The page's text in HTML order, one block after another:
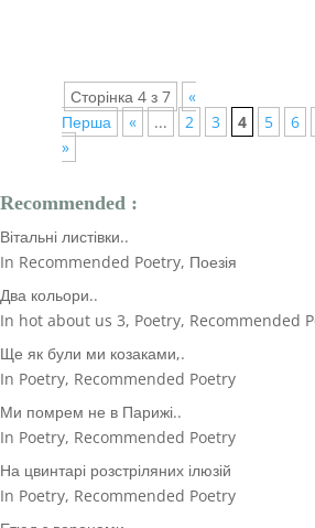
Сторінка 4 з 7
«
Перша
« ... 2 3 4 5 6
»
Recommended :
Вітальні листівки..
In Recommended Poetry, Поезія
Два кольори..
In hot about us 3, Poetry, Recommended
Ще як були ми козаками,.
In Poetry, Recommended Poetry
Ми помрем не в Парижі..
In Poetry, Recommended Poetry
На цвинтарі розстріляних ілюзій
In Poetry, Recommended Poetry